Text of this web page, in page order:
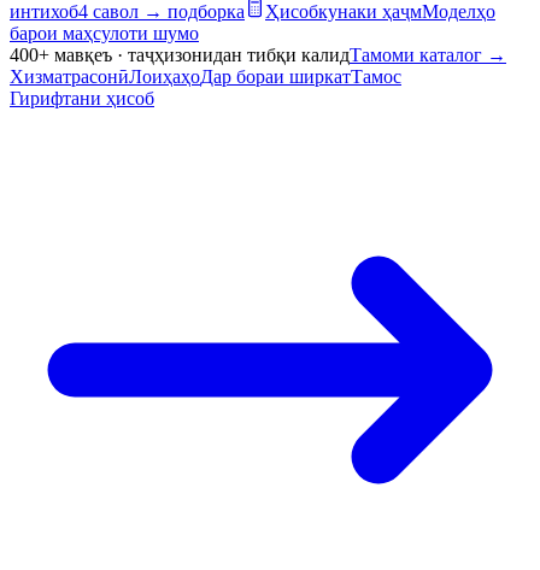
интихоб4 савол → подборка Ҳисобкунаки ҳаҷмМоделҳо
барои маҳсулоти шумо
400+ мавқеъ · таҷҳизонидан тибқи калидТамоми каталог →
ХизматрасонӣЛоиҳаҳоДар бораи ширкатТамос
Гирифтани ҳисоб